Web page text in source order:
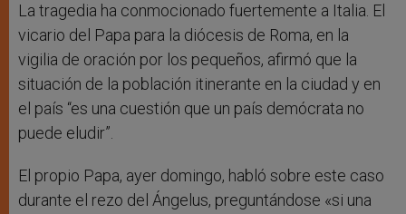
La tragedia ha conmocionado fuertemente a Italia. El
vicario del Papa para la diócesis de Roma, en la
vigilia de oración por los pequeños, afirmó que la
situación de la población itinerante en la ciudad y en
el país “es una cuestión que un país demócrata no
puede eludir”.
El propio Papa, ayer domingo, habló sobre este caso
durante el rezo del Ángelus, preguntándose «si una